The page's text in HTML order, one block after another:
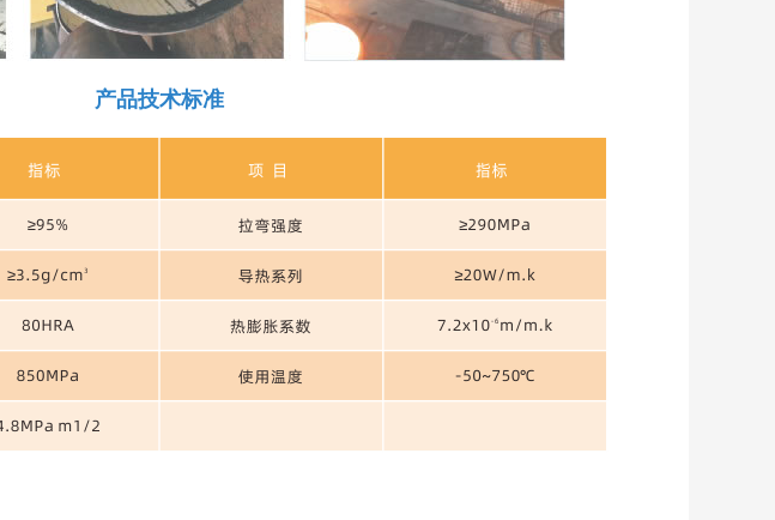
产品技术标准